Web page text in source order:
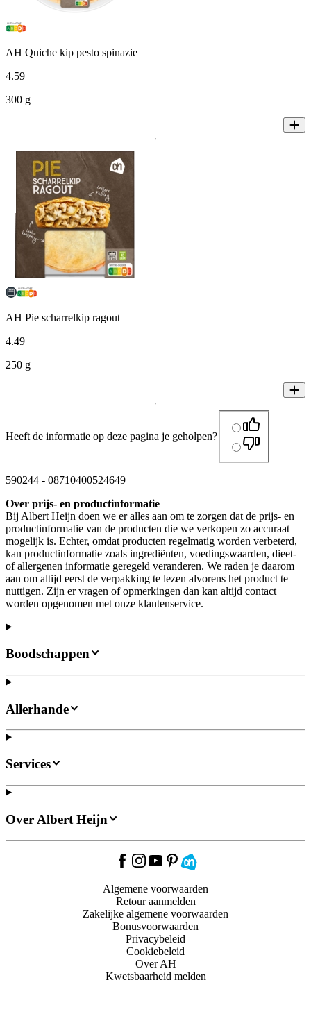
AH Quiche kip pesto spinazie
4.59
300 g
AH Pie scharrelkip ragout
4.49
250 g
Heeft de informatie op deze pagina je geholpen?
590244 - 08710400524649
Over prijs- en productinformatie
Bij Albert Heijn doen we er alles aan om te zorgen dat de prijs- en
productinformatie van de producten die we verkopen zo accuraat
mogelijk is. Echter, omdat producten regelmatig worden verbeterd,
kan productinformatie zoals ingrediënten, voedingswaarden, dieet-
of allergenen informatie geregeld veranderen. We raden je daarom
aan om altijd eerst de verpakking te lezen alvorens het product te
nuttigen. Zijn er vragen of opmerkingen dan kan altijd contact
worden opgenomen met onze klantenservice.
Boodschappen
Allerhande
Services
Over Albert Heijn
Algemene voorwaarden
Retour aanmelden
Zakelijke algemene voorwaarden
Bonusvoorwaarden
Privacybeleid
Cookiebeleid
Over AH
Kwetsbaarheid melden